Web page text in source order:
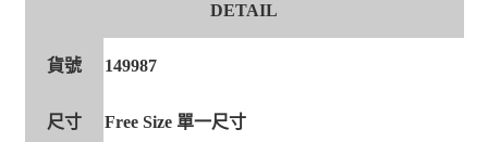
DETAIL
貨號 149987
尺寸 Free Size 單一尺寸